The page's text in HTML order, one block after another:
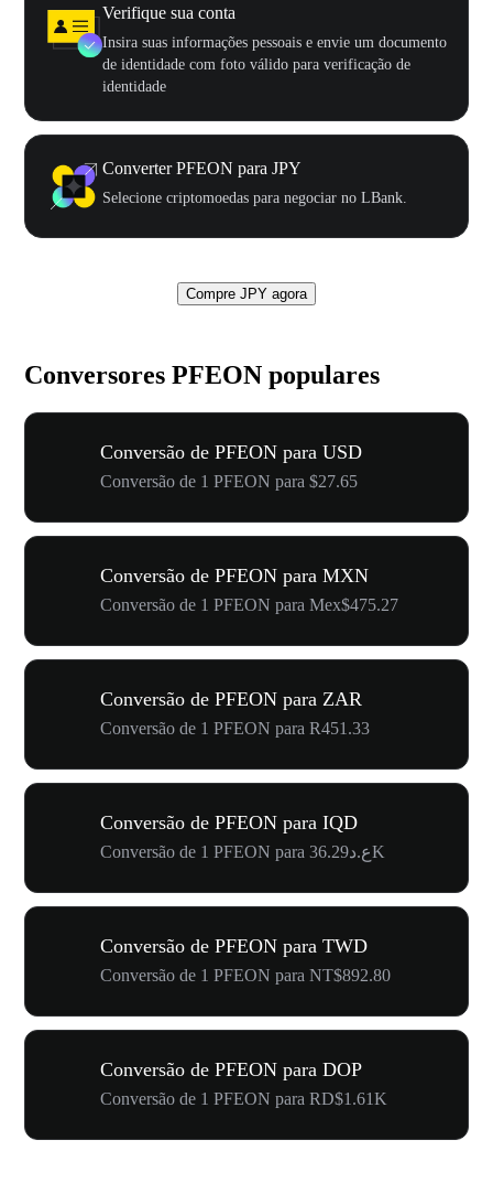
Verifique sua conta
Insira suas informações pessoais e envie um documento
de identidade com foto válido para verificação de
identidade
Converter PFEON para JPY
Selecione criptomoedas para negociar no LBank.
Compre JPY agora
Conversores PFEON populares
Conversão de PFEON para USD
Conversão de 1 PFEON para $27.65
Conversão de PFEON para MXN
Conversão de 1 PFEON para Mex$475.27
Conversão de PFEON para ZAR
Conversão de 1 PFEON para R451.33
Conversão de PFEON para IQD
Conversão de 1 PFEON para ع.د36.29K
Conversão de PFEON para TWD
Conversão de 1 PFEON para NT$892.80
Conversão de PFEON para DOP
Conversão de 1 PFEON para RD$1.61K